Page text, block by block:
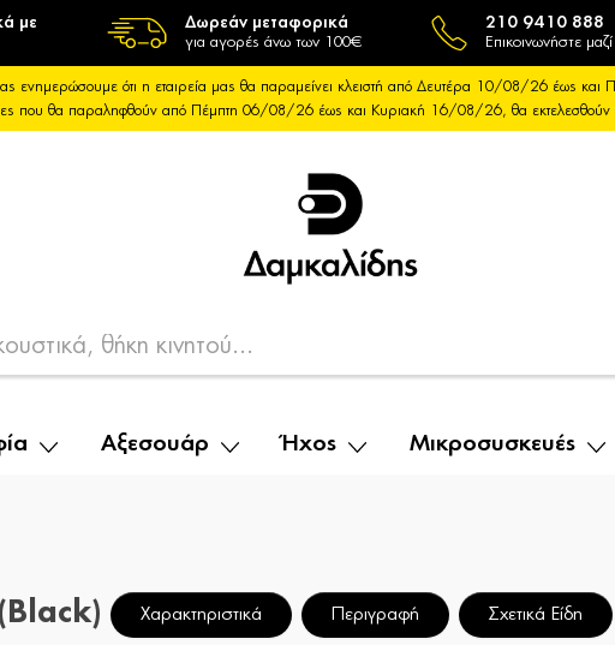
με
Δωρεάν μεταφορικά
για αγορές άνω των 100€
210 9410 888
Επικοινωνήστε
ενημερώσουμε ότι η εταιρεία μας θα παραμείνει κλειστή από Δευτέρα 10/08/26 έως
που θα παραληφθούν από Πέμπτη 06/08/26 έως και Κυριακή 16/08/26, θα
Αξεσουάρ Ήχος Μικροσυσκευές
Χαρακτηριστικά Περιγραφή Σχετικά Είδη